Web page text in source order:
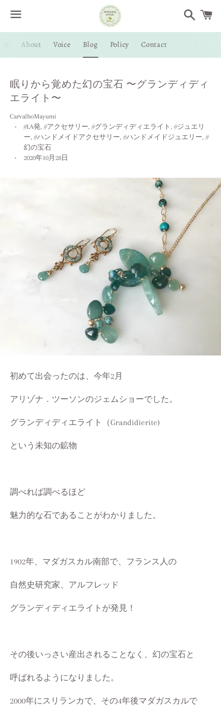
Search
About Voice Blog Policy Contact
眠りから覚めた幻の宝石 〜グランディディ
エライト〜
CarvalhoMayumi
#LA発,#アクセサリー,#グランディディエライト ,#ジュエリ
ー,#ハンドメイドアクセサリー,#ハンドメイドジュエリー,#
幻の宝石
2020年10月28日
初めて出会ったのは、今年2月
アリゾナ．ツーソンのジェムショーでした。
グランディディエライト（Grandidierite)
という未知の鉱物
調べれば調べるほど
魅力的な石であることがわかりました。
1902年、マダガスカル南部で、フランス人の
自然史研究家、アルフレッド
グランディディエライトが発見！
その後いっさい産出されることなく、幻の宝石と
呼ばれるようになりました。
2000年にスリランカで、その4年後マダガスカルで